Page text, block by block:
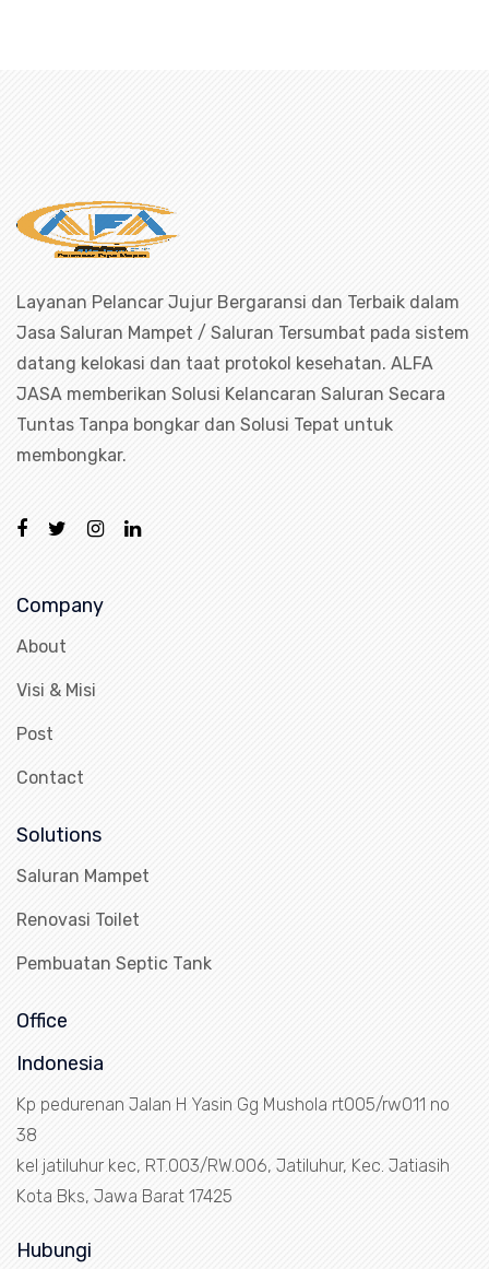
Layanan Pelancar Jujur Bergaransi dan Terbaik dalam
Jasa Saluran Mampet / Saluran Tersumbat pada sistem
datang kelokasi dan taat protokol kesehatan. ALFA
JASA memberikan Solusi Kelancaran Saluran Secara
Tuntas Tanpa bongkar dan Solusi Tepat untuk
membongkar.
Company
About
Visi & Misi
Post
Contact
Solutions
Saluran Mampet
Renovasi Toilet
Pembuatan Septic Tank
Office
Indonesia
Kp pedurenan Jalan H Yasin Gg Mushola rt005/rw011 no
38
kel jatiluhur kec, RT.003/RW.006, Jatiluhur, Kec. Jatiasih
Kota Bks, Jawa Barat 17425
Hubungi